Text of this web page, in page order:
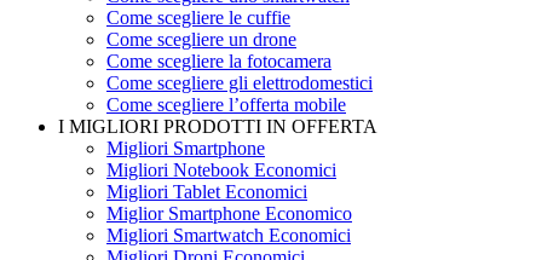
Come scegliere le cuffie
Come scegliere un drone
Come scegliere la fotocamera
Come scegliere gli elettrodomestici
Come scegliere l’offerta mobile
I MIGLIORI PRODOTTI IN OFFERTA
Migliori Smartphone
Migliori Notebook Economici
Migliori Tablet Economici
Miglior Smartphone Economico
Migliori Smartwatch Economici